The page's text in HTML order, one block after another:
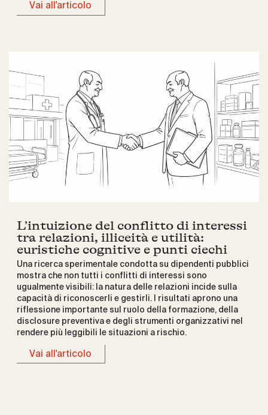
Vai all'articolo
L’intuizione del conflitto di interessi
tra relazioni, illiceità e utilità:
euristiche cognitive e punti ciechi
Una ricerca sperimentale condotta su dipendenti pubblici
mostra che non tutti i conflitti di interessi sono
ugualmente visibili: la natura delle relazioni incide sulla
capacità di riconoscerli e gestirli. I risultati aprono una
riflessione importante sul ruolo della formazione, della
disclosure preventiva e degli strumenti organizzativi nel
rendere più leggibili le situazioni a rischio.
Vai all'articolo